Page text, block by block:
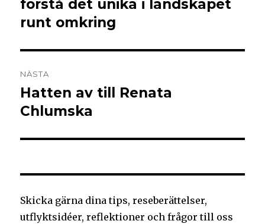
förstå det unika i landskapet
runt omkring
NÄSTA
Hatten av till Renata
Chlumska
Skicka gärna dina tips, reseberättelser,
utflyktsidéer, reflektioner och frågor till oss